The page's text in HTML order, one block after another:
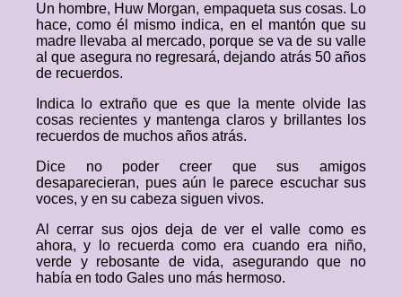
Un hombre, Huw Morgan, empaqueta sus cosas. Lo
hace, como él mismo indica, en el mantón que su
madre llevaba al mercado, porque se va de su valle
al que asegura no regresará, dejando atrás 50 años
de recuerdos.
Indica lo extraño que es que la mente olvide las
cosas recientes y mantenga claros y brillantes los
recuerdos de muchos años atrás.
Dice no poder creer que sus amigos
desaparecieran, pues aún le parece escuchar sus
voces, y en su cabeza siguen vivos.
Al cerrar sus ojos deja de ver el valle como es
ahora, y lo recuerda como era cuando era niño,
verde y rebosante de vida, asegurando que no
había en todo Gales uno más hermoso.